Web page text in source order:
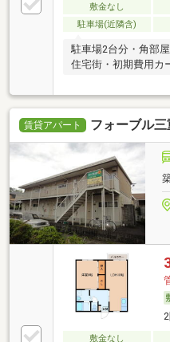
敷金なし
駐車場(近隣含)
駐車場2台分・角部
住宅街・初期費用カ
賃貸アパート フォーブル三
敷金なし